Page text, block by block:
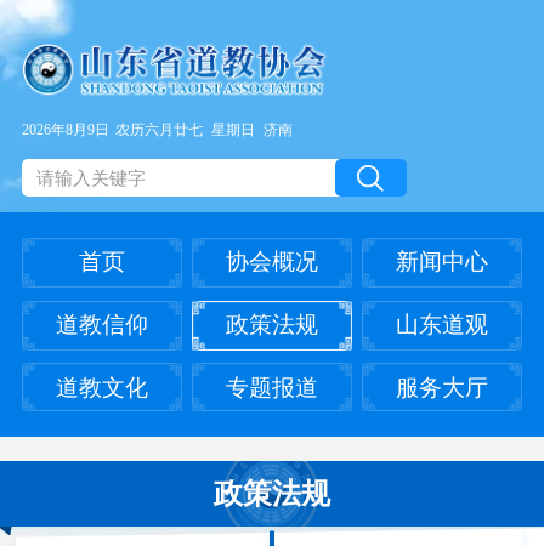
2026年8月9日 农历六月廿七 星期日 济南
首页 协会概况 新闻中心
道教信仰 政策法规 山东道观
道教文化 专题报道 服务大厅
政策法规